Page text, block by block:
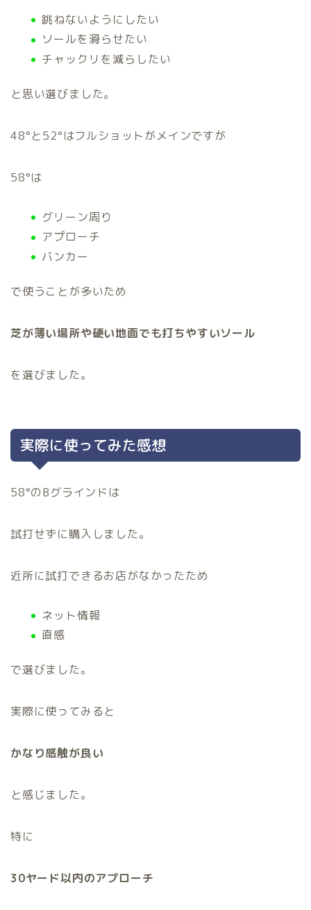
跳ねないようにしたい
ソールを滑らせたい
チャックリを減らしたい
と思い選びました。
48°と52°はフルショットがメインですが
58°は
グリーン周り
アプローチ
バンカー
で使うことが多いため
芝が薄い場所や硬い地面でも打ちやすいソール
を選びました。
実際に使ってみた感想
58°のBグラインドは
試打せずに購入しました。
近所に試打できるお店がなかったため
ネット情報
直感
で選びました。
実際に使ってみると
かなり感触が良い
と感じました。
特に
30ヤード以内のアプローチ